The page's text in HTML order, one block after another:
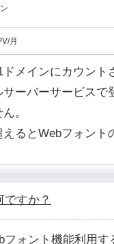
月
メインにカウント
ーバーサービスで
。
るとWebフォント
ですか？
フォント機能利用